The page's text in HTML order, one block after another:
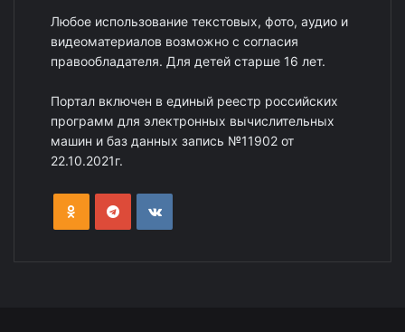
Любое использование текстовых, фото, аудио и
видеоматериалов возможно с согласия
правообладателя. Для детей старше 16 лет.
Портал включен в единый реестр российских
программ для электронных вычислительных
машин и баз данных запись №11902 от
22.10.2021г.